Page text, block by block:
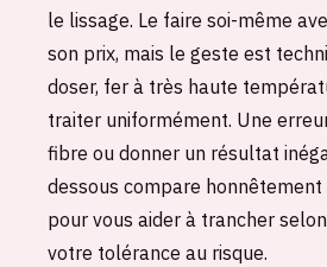
le lissage. Le faire soi-même
son prix, mais le geste est
doser, fer à très haute
traiter uniformément. Une
fibre ou donner un résultat
dessous compare
pour vous aider à trancher
votre tolérance au risque.